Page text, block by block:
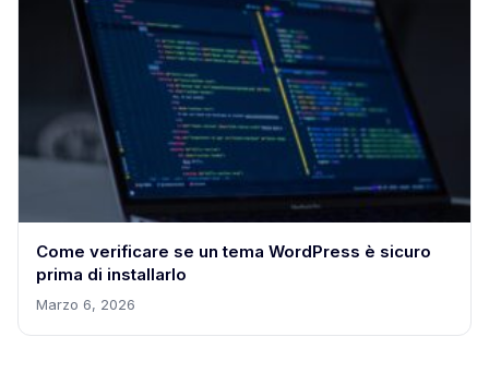
Come verificare se un tema WordPress è sicuro
prima di installarlo
Marzo 6, 2026